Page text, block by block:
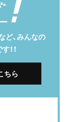
ど、みんなの
！！
ちら